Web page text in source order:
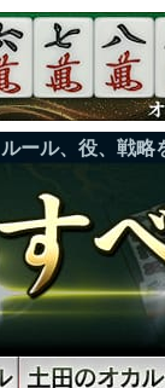
ール、役、戦略